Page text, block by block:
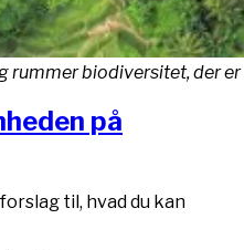
rummer biodiversitet, der
på
til, hvad du kan